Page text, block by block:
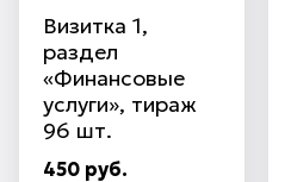
Визитка 1,
раздел
«Финансовые
услуги», тираж
96 шт.
450 руб.